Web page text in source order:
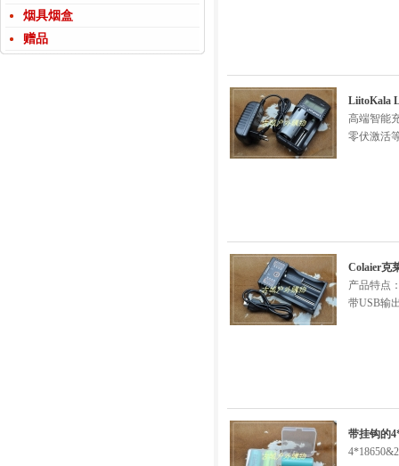
烟具烟盒
赠品
LiitoKala
高端智能
零伏激活
Colaier克
产品特点
带USB输
带挂钩的